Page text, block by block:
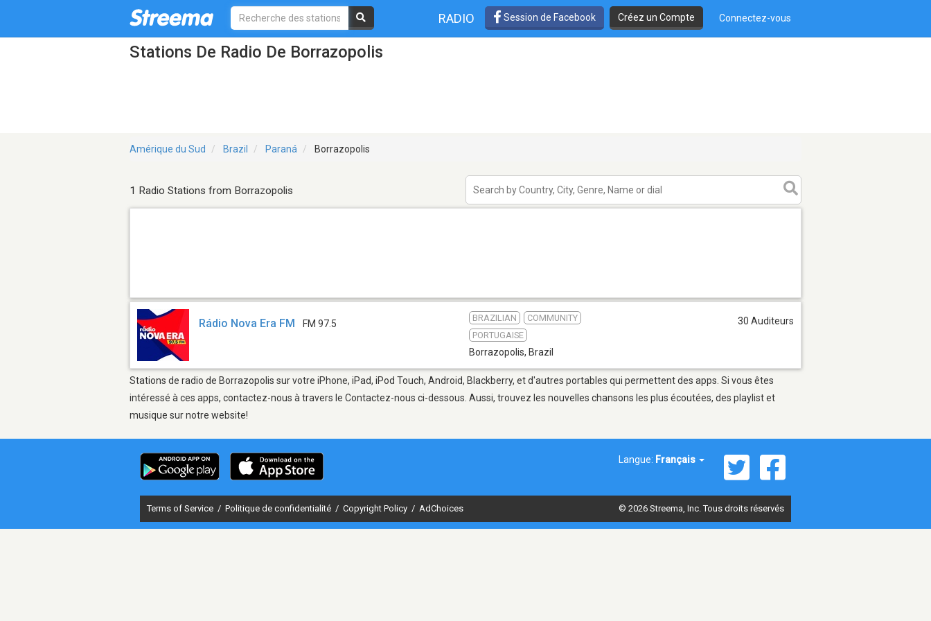
RADIO Session de Facebook Créez un Compte Connectez-vous
Stations De Radio De Borrazopolis
Amérique du Sud Brazil Paraná Borrazopolis
1 Radio Stations from Borrazopolis
Rádio Nova Era FM FM 97.5
BRAZILIAN
COMMUNITY
PORTUGAISE
Borrazopolis, Brazil
30 Auditeurs
Stations de radio de Borrazopolis sur votre iPhone, iPad, iPod Touch, Android, Blackberry, et d'autres portables qui permettent des apps. Si vous êtes
intéressé à ces apps, contactez-nous à travers le Contactez-nous ci-dessous. Aussi, trouvez les nouvelles chansons les plus écoutées, des playlist et
musique sur notre website!
Langue: Français
Terms of Service / Politique de confidentialité / Copyright Policy / AdChoices © 2026 Streema, Inc. Tous droits réservés